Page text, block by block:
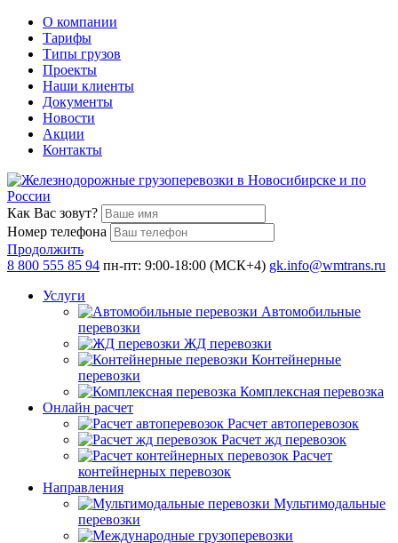
О компании
Тарифы
Типы грузов
Проекты
Наши клиенты
Документы
Новости
Акции
Контакты
Как Вас зовут?
Номер телефона
Продолжить
8 800 555 85 94 пн-пт: 9:00-18:00 (МСК+4) gk.info@wmtrans.ru
Услуги
Автомобильные
перевозки
ЖД перевозки
Контейнерные
перевозки
Комплексная перевозка
Онлайн расчет
Расчет автоперевозок
Расчет жд перевозок
Расчет
контейнерных перевозок
Направления
Мультимодальные
перевозки